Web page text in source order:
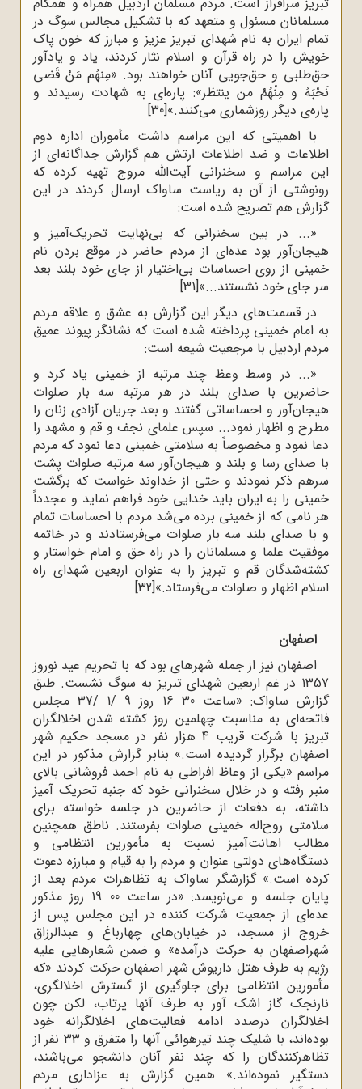
مسلمانان مسئول و متعهد که با تشکیل مجالس سوگ در
تمام ایران به نام شهدای تبریز عزیز و مبارز که خون پاک
خویش را در راه قرآن و اسلام نثار کردند، یاد و یادآور
حق‌طلبی و حق‌جویی آنان خواهند بود. «مِنهُم مَنْ قَضی
نَحْبَهُ و مِنْهُمْ من ینتظر»: پاره‌ای به شهادت رسیدند و
پاره‌ی دیگر روزشماری می‌کنند.»[30]
با اهمیتی که این مراسم داشت مأموران اداره دوم
اطلاعات و ضد اطلاعات ارتش هم گزارش جداگانه‌ای از
این مراسم و سخنرانی آیت‌الله مروج تهیه کرده که
رونوشتی از آن به ریاست ساواک ارسال کردند در این
گزارش هم تصریح شده است:
«... در بین سخنرانی که بی‌نهایت تحریک‌آمیز و
هیجان‌آور بود عده‌ای از مردم حاضر در موقع بردن نام
خمینی از روی احساسات بی‌اختیار از جای خود بلند بعد
سر جای خود نشستند...»[31]
در قسمت‌های دیگر این گزارش به عشق و علاقه مردم
به امام خمینی پرداخته شده است که نشانگر پیوند عمیق
مردم اردبیل با مرجعیت شیعه است:
«... در وسط وعظ چند مرتبه از خمینی یاد کرد و
حاضرین با صدای بلند در هر مرتبه سه بار صلوات
هیجان‌آور و احساساتی گفتند و بعد جریان آزادی زنان را
مطرح و اظهار نمود... سپس علمای نجف و قم و مشهد را
دعا نمود و مخصوصاً به سلامتی خمینی دعا نمود که مردم
با صدای رسا و بلند و هیجان‌آور سه مرتبه صلوات پشت
سرهم ذکر نمودند و حتی از خداوند خواست که برگشت
خمینی را به ایران باید خدایی خود فراهم نماید و مجدداً
هر نامی که از خمینی برده می‌شد مردم با احساسات تمام
و با صدای بلند سه بار صلوات می‌فرستادند و در خاتمه
موفقیت علما و مسلمانان را در راه حق و امام خواستار و
کشته‌شدگان قم و تبریز را به عنوان اربعین شهدای راه
اسلام اظهار و صلوات می‌فرستاد.»[32]
اصفهان
اصفهان نیز از جمله شهرهای بود که با تحریم عید نوروز
1357 در غم اربعین شهدای تبریز به سوگ نشست. طبق
گزارش ساواک: «ساعت 30 16 روز 9 /1 /37 مجلس
فاتحه‌ای به مناسبت چهلمین روز کشته شدن اخلالگران
تبریز با شرکت قریب 4 هزار نفر در مسجد حکیم شهر
اصفهان برگزار گردیده است.» بنابر گزارش مذکور در این
مراسم «یکی از وعاظ افراطی به نام احمد فروشانی بالای
منبر رفته و در خلال سخنرانی خود که جنبه تحریک آمیز
داشته، به دفعات از حاضرین در جلسه خواسته برای
سلامتی روح‌اله خمینی صلوات بفرستند. ناطق همچنین
مطالب اهانت‌آمیز نسبت به مأمورین انتظامی و
دستگاه‌های دولتی عنوان و مردم را به قیام و مبارزه دعوت
کرده است.» گزارشگر ساواک به تظاهرات مردم بعد از
پایان جلسه و می‌نویسد: «در ساعت 00 19 روز مذکور
عده‌ای از جمعیت شرکت کننده در این مجلس پس از
خروج از مسجد، در خیابان‌های چهارباغ و عبدالرزاق
شهراصفهان به حرکت درآمده» و ضمن شعارهایی علیه
رژیم به طرف هتل داریوش شهر اصفهان حرکت کردند «که
مأمورین انتظامی برای جلوگیری از گسترش اخلالگری،
نارنجک گاز اشک آور به طرف آنها پرتاب، لکن چون
اخلالگران درصدد ادامه فعالیت‌های اخلالگرانه خود
بوده‌اند، با شلیک چند تیرهوائی آنها را متفرق و 33 نفر از
تظاهرکنندگان را که چند نفر آنان دانشجو می‌باشند،
دستگیر نموده‌اند.» همین گزارش به عزاداری مردم